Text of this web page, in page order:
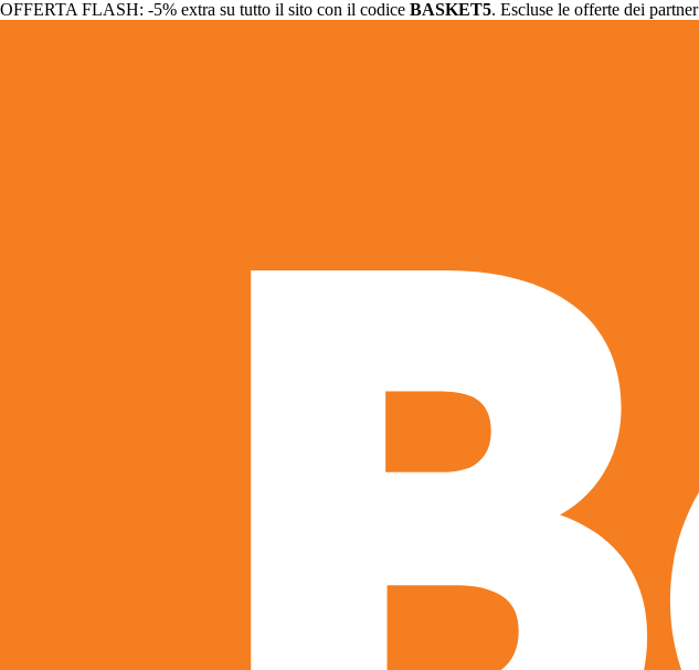
OFFERTA FLASH: -5% extra su tutto il sito con il codice BASKET5. Escluse le offerte dei partner